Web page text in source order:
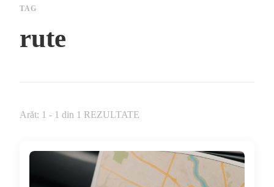
TAG
rute
Arăt: 1 - 1 din 1 REZULTATE